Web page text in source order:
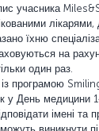
учасника
їхню
на
один раз.
програмою
у День медицини
імені